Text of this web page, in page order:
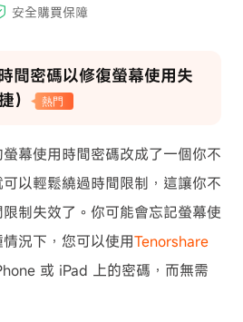
間密碼以修復螢幕使用失
）
熱門
幕使用時間密碼改成了一個你不
以輕鬆繞過時間限制，這讓你不
制失效了。你可能會忘記螢幕使
況下，您可以使用Tenorshare
或 iPad 上的密碼，而無需